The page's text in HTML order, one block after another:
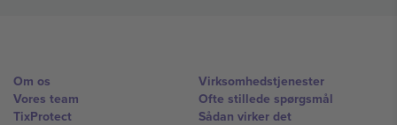
Om os
Vores team
TixProtect
Virksomhedstjenester
Ofte stillede spørgsmål
Sådan virker det